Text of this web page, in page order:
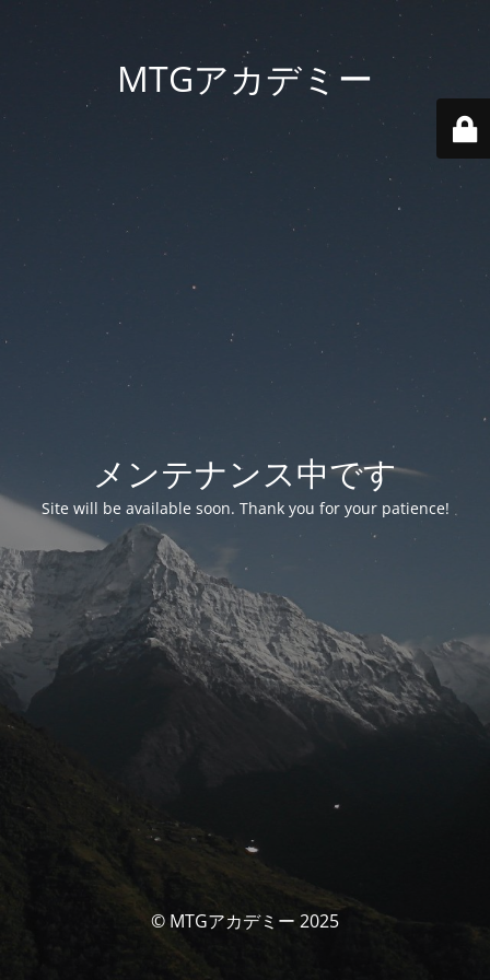
MTGアカデミー
メンテナンス中です
Site will be available soon. Thank you for your patience!
© MTGアカデミー 2025